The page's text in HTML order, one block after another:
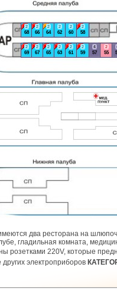
2
55
4
57
2
58
2
59
2
60
2
61
2
62
2
63
2
64
2
65
2
66
2
67
2
68
2
69
два ресторана на
гладильная комната,
розетками 220V, которые
электроприборов